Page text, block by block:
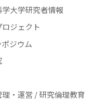
学大学研究者情報
ジェクト
ジウム
・運営 / 研究倫理教育